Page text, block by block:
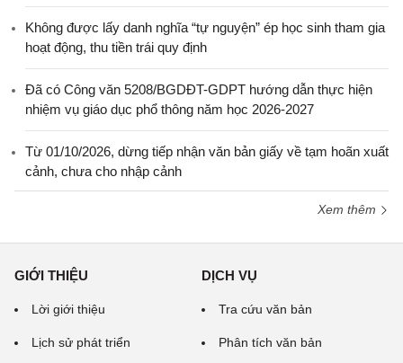
Không được lấy danh nghĩa “tự nguyện” ép học sinh tham gia
hoạt động, thu tiền trái quy định
Đã có Công văn 5208/BGDĐT-GDPT hướng dẫn thực hiện
nhiệm vụ giáo dục phổ thông năm học 2026-2027
Từ 01/10/2026, dừng tiếp nhận văn bản giấy về tạm hoãn xuất
cảnh, chưa cho nhập cảnh
Xem thêm
GIỚI THIỆU
Lời giới thiệu
Lịch sử phát triển
DỊCH VỤ
Tra cứu văn bản
Phân tích văn bản